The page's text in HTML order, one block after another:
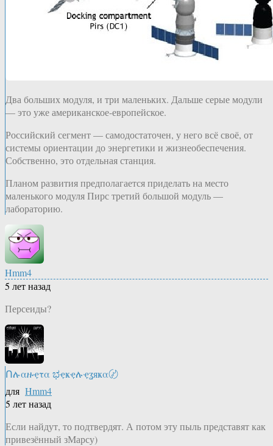
Два больших модуля, и три маленьких. Дальше серые модули
— это уже американское-европейское.
Российский сегмент — самодостаточен, у него всё своё, от
системы ориентации до энергетики и жизнеобеспечения.
Собственно, это отдельная станция.
Планом развития предполагается приделать на место
маленького модуля Пирс третий большой модуль —
лабораторию.
Hmm4
5 лет назад
Персеиды?
Ոሉαዙҿτα ಭҿҝҿሉҿʓяҝα〄
для Hmm4
5 лет назад
Если найдут, то подтвердят. А потом эту пыль представят как
привезённый зМарсу)